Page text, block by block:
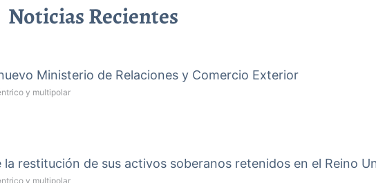
Noticias Recientes
Ministerio de Relaciones y Comercio Exterior
y multipolar
restitución de sus activos soberanos retenidos en el Reino
y multipolar